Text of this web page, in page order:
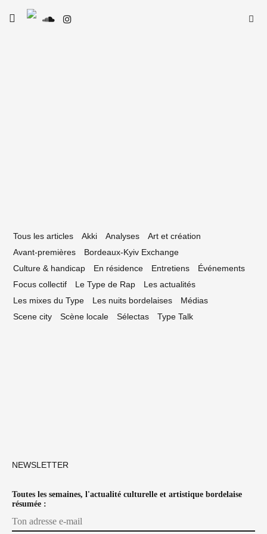
Skip
toggle
Tous les articles Akki Analyses
Art et création
Avant-premières
Bordeaux-Kyiv Exchange
Culture & handicap
En résidence Entretiens
Événements
Focus collectif
Le Type de Rap
Les actualités
Les mixes du Type
Les nuits bordelaises
Médias
Scene city
Scène locale Sélectas Type Talk
NEWSLETTER
Toutes les semaines, l'actualité culturelle et artistique bordelaise
résumée :